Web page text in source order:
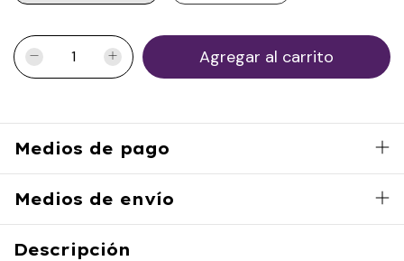
Medios de pago
Medios de envío
Descripción